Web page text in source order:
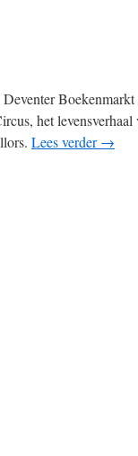
Deventer
het levensverhaal
Lees verder→